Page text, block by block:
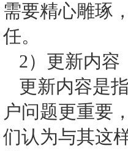
需要精心雕琢
任。
2）更新内容
更新内容是
户问题更重要
们认为与其这